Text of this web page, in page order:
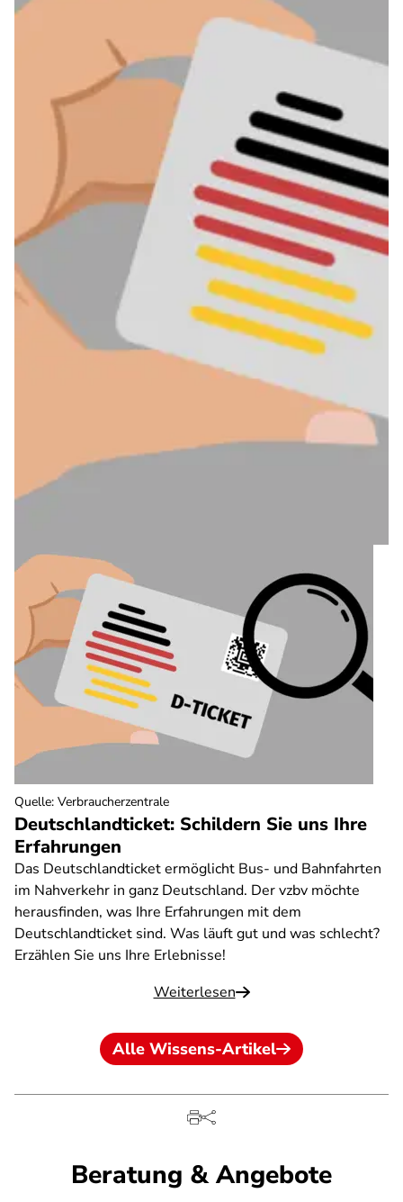
Deutschlandticket: Schildern Sie uns Ihre
Erfahrungen
Das Deutschlandticket ermöglicht Bus- und Bahnfahrten
im Nahverkehr in ganz Deutschland. Der vzbv möchte
herausfinden, was Ihre Erfahrungen mit dem
Deutschlandticket sind. Was läuft gut und was schlecht?
Erzählen Sie uns Ihre Erlebnisse!
Weiterlesen
Quelle: Verbraucherzentrale
Alle Wissens-Artikel
Beratung & Angebote